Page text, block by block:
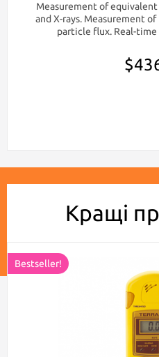
Measurement of
and X-rays. Measurement
particle flux. Real-